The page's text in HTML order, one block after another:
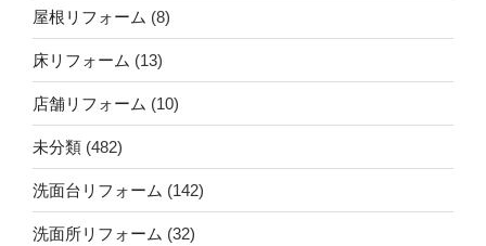
屋根リフォーム (8)
床リフォーム (13)
店舗リフォーム (10)
未分類 (482)
洗面台リフォーム (142)
洗面所リフォーム (32)